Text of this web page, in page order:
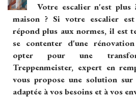
Votre escalier n'est
maison ? Si votre escalier
répond plus aux normes, il est
se contenter d'une
opter pour une
Treppenmeister, expert en
vous propose une solution sur
adaptée à vos besoins et à vos